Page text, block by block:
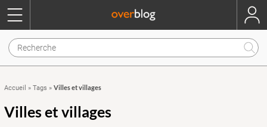
Accueil » Tags » Villes et villages
Villes et villages